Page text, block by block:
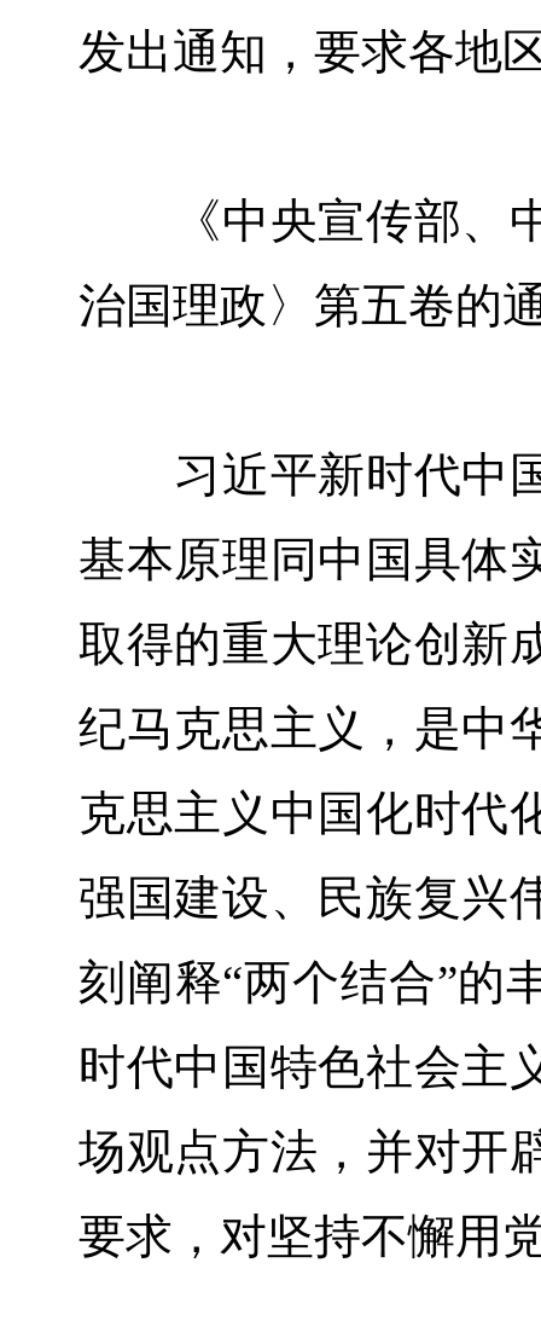
发出通知，要求各地
《中央宣传部、中
治国理政〉第五卷的
习近平新时代中国
基本原理同中国具体
取得的重大理论创新
纪马克思主义，是中
克思主义中国化时代
强国建设、民族复兴
刻阐释“两个结合”的
时代中国特色社会主
场观点方法，并对开
要求，对坚持不懈用